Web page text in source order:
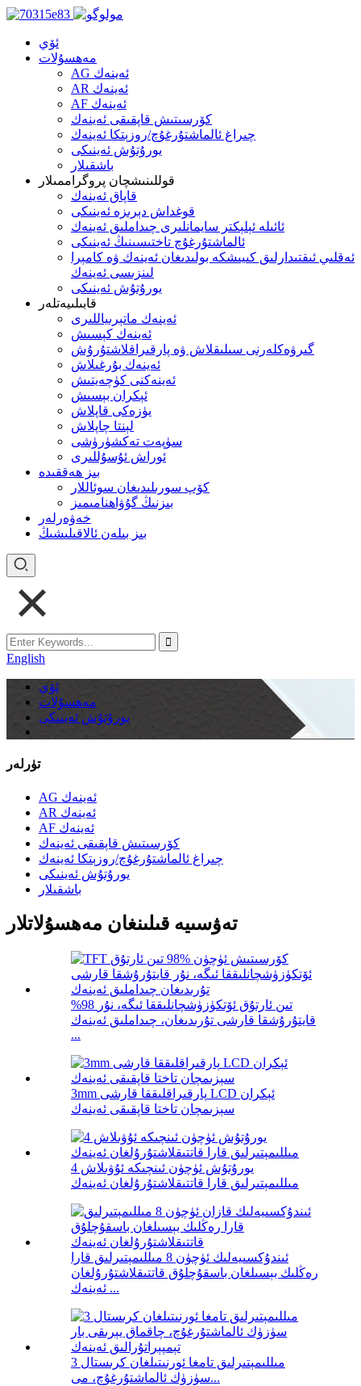
ئۆي
مەھسۇلات
AG ئەينەك
AR ئەينەك
AF ئەينەك
كۆرسىتىش قاپقىقى ئەينەك
چىراغ ئالماشتۇرغۇچ/روزېتكا ئەينەك
يورۇتۇش ئەينىكى
باشقىلار
قوللىنىشچان پروگراممىلار
قاپاق ئەينەك
قوغداش دېرىزە ئەينىكى
ئائىلە ئېلېكتر سايمانلىرى چىداملىق ئەينەك
ئالماشتۇرغۇچ تاختىسىنىڭ ئەينىكى
ئەقلىي ئىقتىدارلىق كىيىشكە بولىدىغان ئەينەك ۋە كامېرا
لىنزىسى ئەينەك
يورۇتۇش ئەينىكى
قابىلىيەتلەر
ئەينەك ماتېرىياللىرى
ئەينەك كېسىش
گىرۋەكلەرنى سىلىقلاش ۋە پارقىراقلاشتۇرۇش
ئەينەك بۇرغىلاش
ئەينەكنى كۈچەيتىش
ئېكران بېسىش
يۈزەكى قاپلاش
لېنتا چاپلاش
سۈپەت تەكشۈرۈشى
ئوراش ئۇسۇللىرى
بىز ھەققىدە
كۆپ سورىلىدىغان سوئاللار
بىزنىڭ گۇۋاھنامىمىز
خەۋەرلەر
بىز بىلەن ئالاقىلىشىڭ
English
ئۆي
مەھسۇلات
يورۇتۇش ئەينىكى
تۈرلەر
AG ئەينەك
AR ئەينەك
AF ئەينەك
كۆرسىتىش قاپقىقى ئەينەك
چىراغ ئالماشتۇرغۇچ/روزېتكا ئەينەك
يورۇتۇش ئەينىكى
باشقىلار
تەۋسىيە قىلىنغان مەھسۇلاتلار
%98 تىن ئارتۇق ئۆتكۈزۈشچانلىققا ئىگە، نۇر
قايتۇرۇشقا قارشى تۇرىدىغان، چىداملىق ئەينەك
...
3mm پارقىراقلىققا قارشى LCD ئېكران
سېزىمچان تاختا قاپقىقى ئەينەك
يورۇتۇش ئۈچۈن ئىنچىكە ئۇۋىلاش 4
مىللىمېتىرلىق قارا قاتتىقلاشتۇرۇلغان ئەينەك
ئىندۇكسىيەلىك ئۈچۈن 8 مىللىمېتىرلىق قارا
رەڭلىك بېسىلغان باسقۇچلۇق قاتتىقلاشتۇرۇلغان
ئەينەك ...
3 مىللىمېتىرلىق تامغا ئورنىتىلغان كرىستال
سۈزۈك ئالماشتۇرغۇچ، مى...